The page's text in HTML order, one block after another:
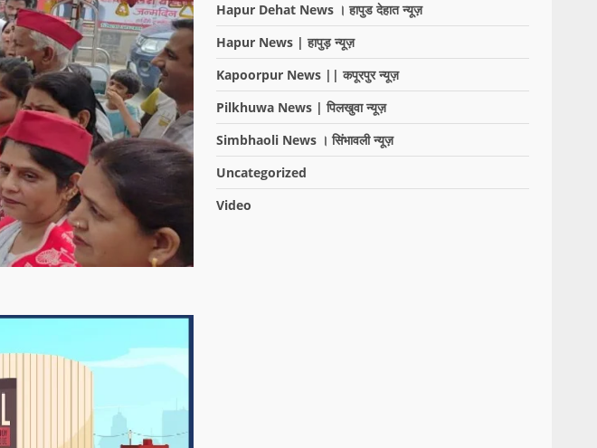
Hapur Dehat News । हापुड देहात न्यूज़
Hapur News | हापुड़ न्यूज़
Kapoorpur News || कपूरपुर न्यूज़
Pilkhuwa News | पिलखुवा न्यूज़
Simbhaoli News । सिंभावली न्यूज़
Uncategorized
Video